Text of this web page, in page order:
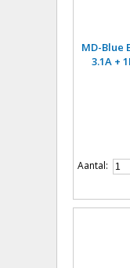
MD-Blue
3.1A +
Aantal: